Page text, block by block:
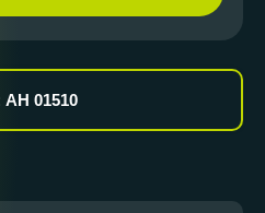
AH 01510